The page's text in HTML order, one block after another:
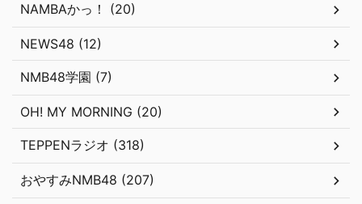
NAMBAかっ！ (20)
NEWS48 (12)
NMB48学園 (7)
OH! MY MORNING (20)
TEPPENラジオ (318)
おやすみNMB48 (207)